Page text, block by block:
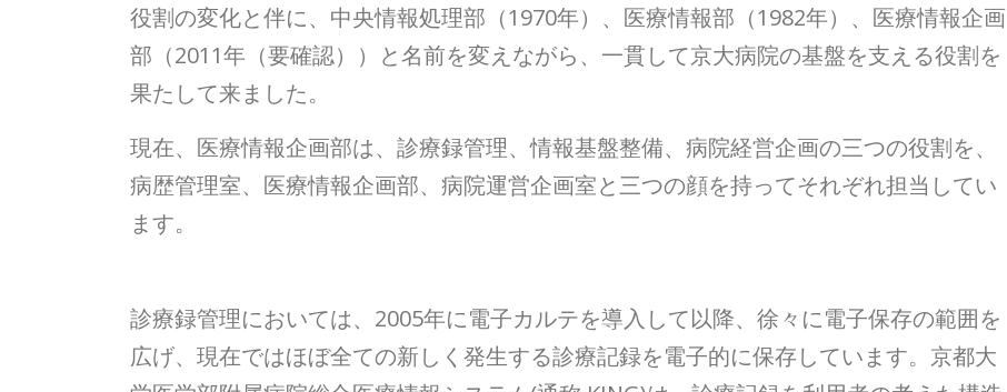
役割の変化と伴に、中央情報処理部（1970年）、医療情報部（1982年）、医療情報企画
部（2011年（要確認））と名前を変えながら、一貫して京大病院の基盤を支える役割を
果たして来ました。
現在、医療情報企画部は、診療録管理、情報基盤整備、病院経営企画の三つの役割を、
病歴管理室、医療情報企画部、病院運営企画室と三つの顔を持ってそれぞれ担当してい
ます。
診療録管理においては、2005年に電子カルテを導入して以降、徐々に電子保存の範囲を
広げ、現在ではほぼ全ての新しく発生する診療記録を電子的に保存しています。京都大